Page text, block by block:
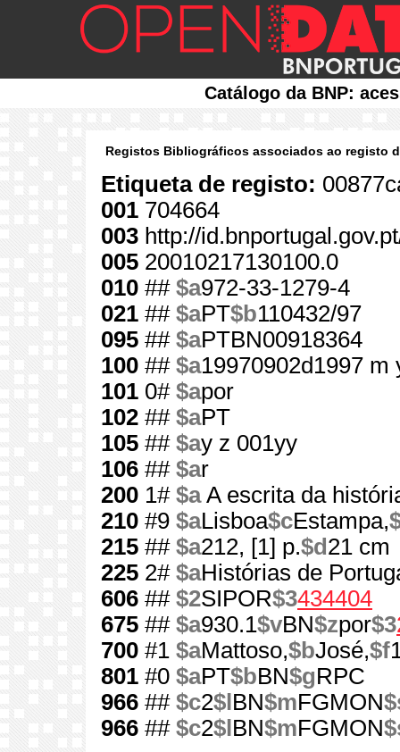
Catálogo da BNP:
Registos Bibliográficos associados ao registo
Etiqueta de registo:
001 704664
003 http://
005 20010217130100.0
010 ## $a972-33-1279-4
021 ## $aPT$b110432/97
095 ## $aPTBN00918364
100 ## $a19970902d1997 m
101 0# $apor
102 ## $aPT
105 ## $ay z 001yy
106 ## $ar
200 1# $aA escrita da
210 #9 $aLisboa$cEstampa,
215 ## $a212, [1] p.$d 21 cm
225 2# $aHistórias de
606 ## $2SIPOR$3434404
675 ## $a930.1$vBN$zpor$3
700 #1 $aMattoso,$bJosé,$f
801 #0 $aPT$bBN$gRPC
966 ## $c2$l BN$mFGMON
966 ## $c2$l BN$mFGMON